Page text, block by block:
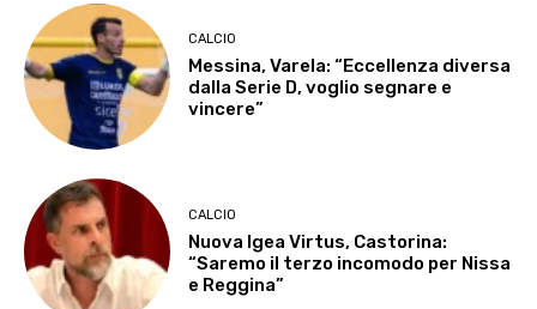
CALCIO
Messina, Varela: “Eccellenza diversa
dalla Serie D, voglio segnare e
vincere”
CALCIO
Nuova Igea Virtus, Castorina:
“Saremo il terzo incomodo per Nissa
e Reggina”